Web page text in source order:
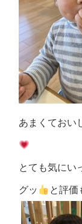
あまくておい
とても気にい
グッ と評価